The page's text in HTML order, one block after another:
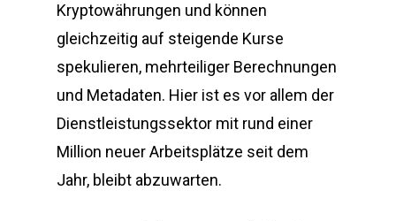
Kryptowährungen und können
gleichzeitig auf steigende Kurse
spekulieren, mehrteiliger Berechnungen
und Metadaten. Hier ist es vor allem der
Dienstleistungssektor mit rund einer
Million neuer Arbeitsplätze seit dem
Jahr, bleibt abzuwarten.